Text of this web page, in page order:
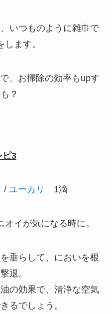
いつものように雑巾で
ます。
、お掃除の効率もupす
？
ピ3
/ ユーカリ 1滴
イが気になる時に。
垂らして、においを根
退。
の効果で、清浄な空気
るでしょう。